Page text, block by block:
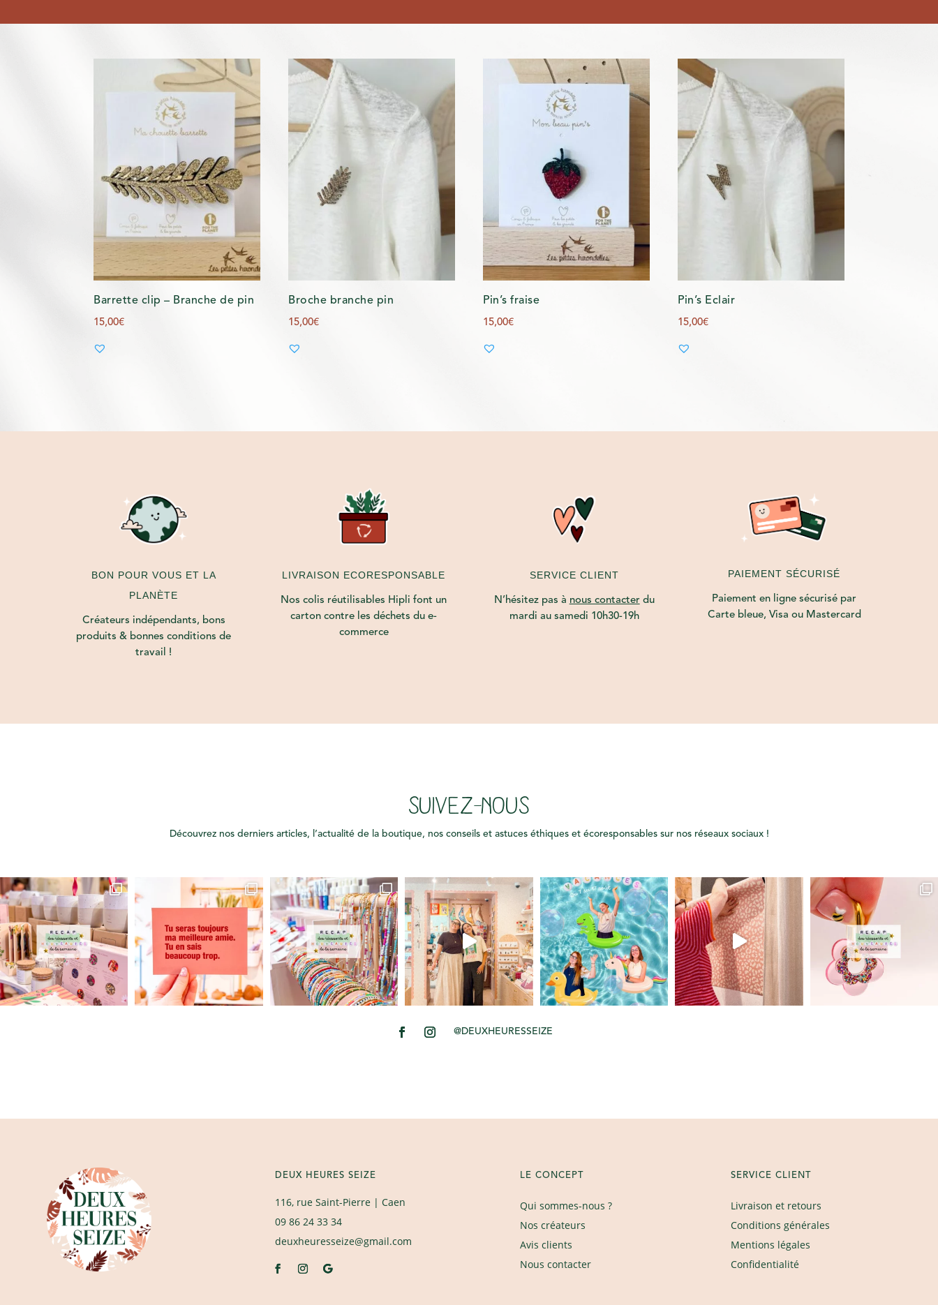
Barrette clip – Branche de pin
15,00€
Broche branche pin
15,00€
Pin’s fraise
15,00€
Pin’s Eclair
15,00€
BON POUR VOUS ET LA
PLANÈTE
Créateurs indépendants, bons
produits & bonnes conditions de
travail !
LIVRAISON ECORESPONSABLE
Nos colis réutilisables Hipli font un
carton contre les déchets du e-
commerce
SERVICE CLIENT
N’hésitez pas à nous contacter du
mardi au samedi 10h30-19h
PAIEMENT SÉCURISÉ
Paiement en ligne sécurisé par
Carte bleue, Visa ou Mastercard
SUIVEZ-NOUS
Découvrez nos derniers articles, l’actualité de la boutique, nos conseils et astuces éthiques et écoresponsables sur nos réseaux sociaux !
@DEUXHEURESSEIZE
DEUX HEURES SEIZE
116, rue Saint-Pierre| Caen
09 86 24 33 34
deuxheuresseize@gmail.com
LE CONCEPT
Qui sommes-nous ?
Nos créateurs
Avis clients
Nous contacter
SERVICE CLIENT
Livraison et retours
Conditions générales
Mentions légales
Confidentialité